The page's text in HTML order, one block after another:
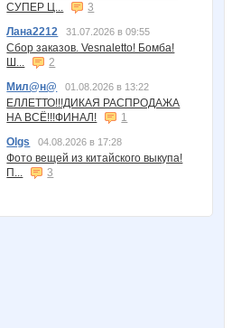
СУПЕР Ц...
3
Лана2212
31.07.2026 в 09:55
Сбор заказов. Vesnaletto! Бомба!
Ш...
2
Мил@н@
01.08.2026 в 13:22
ЕЛЛЕТТО!!!ДИКАЯ РАСПРОДАЖА
НА ВСЁ!!!ФИНАЛ!
1
Olgs
04.08.2026 в 17:28
Фото вещей из китайского выкупа!
П...
3